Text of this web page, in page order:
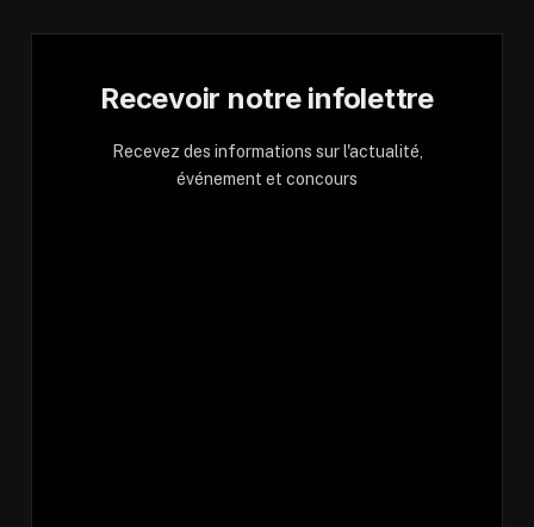
Recevoir notre infolettre
Recevez des informations sur l'actualité,
événement et concours